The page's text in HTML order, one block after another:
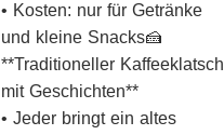
• Kosten: nur für Getränke
und kleine Snacks🍰
**Traditioneller Kaffeeklatsch
mit Geschichten**
• Jeder bringt ein altes